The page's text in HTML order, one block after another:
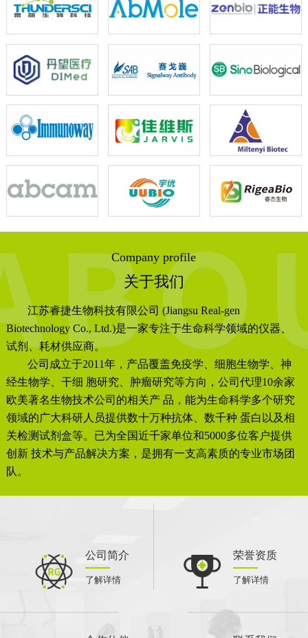
Company profile
关于我们
江苏睿捷生物科技有限公司 (Jiangsu Real-gen
Biotechnology Co., Ltd.)是一家专注于生命科学领域的仪器、
试剂、耗材供应商。
公司成立于2011年，产品覆盖免疫学、细胞生物学、神
经生物学、干细 胞研究、肿瘤研究等方向，公司代理10余家
欧美著名生物技术公司的相关产 品，能为生命科学多个研究
领域的广大科研人员提供数十万种抗体、数千种 蛋白以及相
关检测试剂盒等。已为全国近千家单位和5000多位客户提供
创新 技术与产品解决方案，是拥有一支高素质的专业市场团
队。
公司简介
了解详情
荣誉资质
了解详情